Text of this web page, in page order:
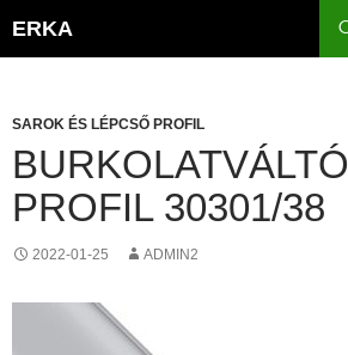
ERKA
SAROK ÉS LÉPCSŐ PROFIL
BURKOLATVÁLTÓ
PROFIL 30301/38
2022-01-25 ADMIN2